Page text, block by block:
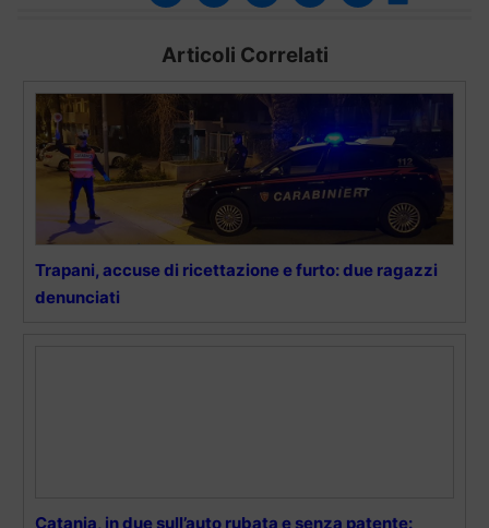
Articoli Correlati
Trapani, accuse di ricettazione e furto: due ragazzi
denunciati
Catania, in due sull’auto rubata e senza patente: